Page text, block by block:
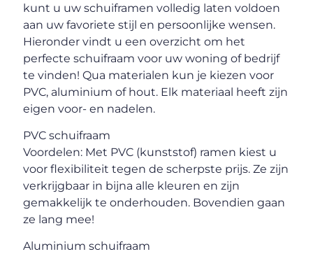
kunt u uw schuiframen volledig laten voldoen
aan uw favoriete stijl en persoonlijke wensen.
Hieronder vindt u een overzicht om het
perfecte schuifraam voor uw woning of bedrijf
te vinden! Qua materialen kun je kiezen voor
PVC, aluminium of hout. Elk materiaal heeft zijn
eigen voor- en nadelen.
PVC schuifraam
Voordelen: Met PVC (kunststof) ramen kiest u
voor flexibiliteit tegen de scherpste prijs. Ze zijn
verkrijgbaar in bijna alle kleuren en zijn
gemakkelijk te onderhouden. Bovendien gaan
ze lang mee!
Aluminium schuifraam